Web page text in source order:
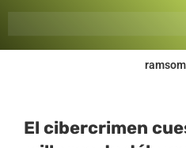
El cibercrimen